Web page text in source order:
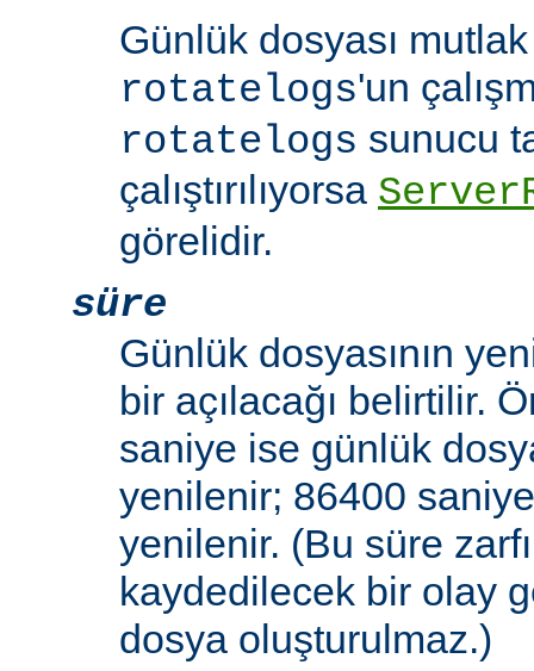
Günlük dosyası
rotatelogs'un
rotatelogs sunucu
çalıştırılıyorsa
görelidir.
süre
Günlük dosyasının
bir açılacağı belirtilir.
saniye ise günlük
yenilenir; 86400
yenilenir. (Bu süre
kaydedilecek bir olay
dosya oluşturulmaz.)